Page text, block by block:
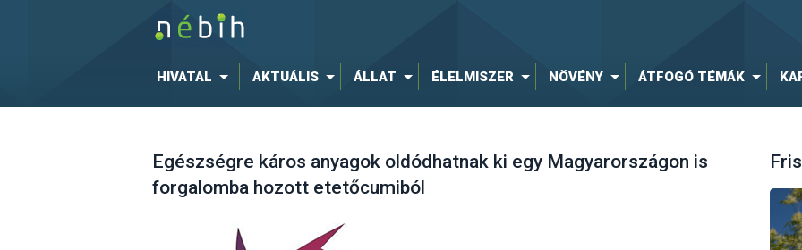
HIVATAL AKTUÁLIS ÁLLAT ÉLELMISZER NÖVÉNY ÁTFOGÓ TÉMÁK
Egészségre káros anyagok oldódhatnak ki egy Magyarországon is
forgalomba hozott etetőcumiból